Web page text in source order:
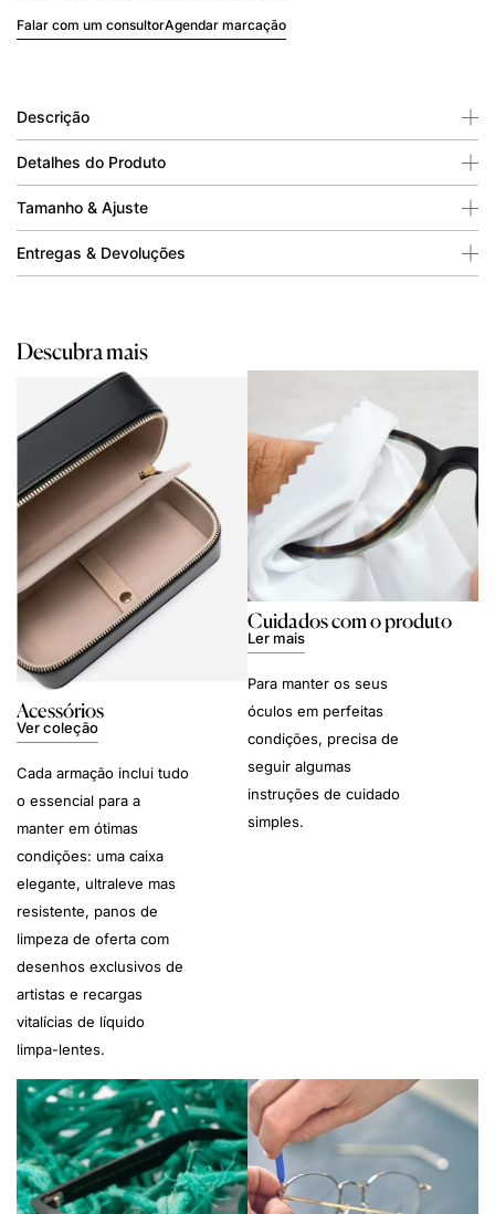
Falar com um consultorAgendar marcação
Descrição
Detalhes do Produto
Tamanho & Ajuste
Entregas & Devoluções
Descubra mais
Acessórios
Ver coleção
Cada armação inclui tudo
o essencial para a
manter em ótimas
condições: uma caixa
elegante, ultraleve mas
resistente, panos de
limpeza de oferta com
desenhos exclusivos de
artistas e recargas
vitalícias de líquido
limpa-lentes.
Cuidados com o produto
Ler mais
Para manter os seus
óculos em perfeitas
condições, precisa de
seguir algumas
instruções de cuidado
simples.